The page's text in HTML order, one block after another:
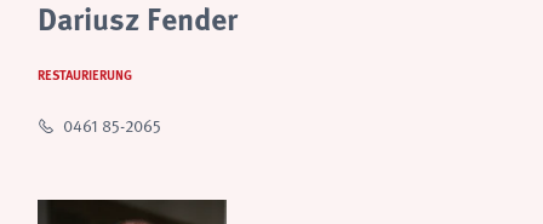
Dariusz Fender
RESTAURIERUNG
0461 85-2065